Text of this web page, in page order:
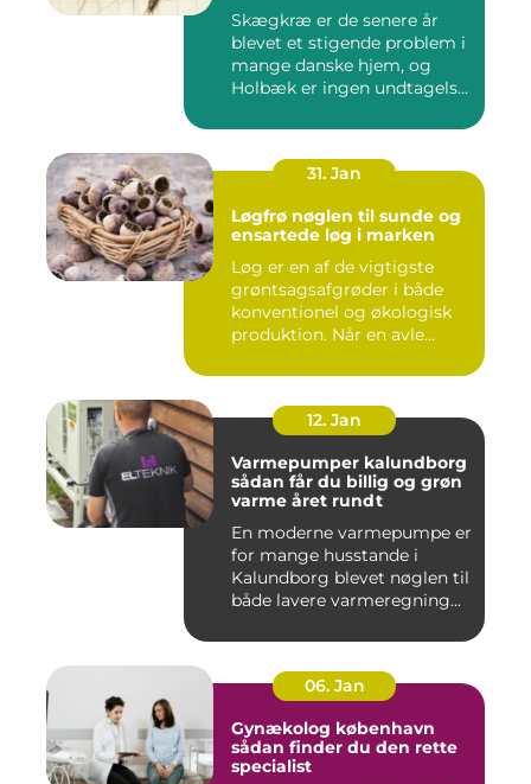
Skægkræ er de senere år
blevet et stigende problem i
mange danske hjem, og
Holbæk er ingen undtagels...
31. Jan
Løgfrø nøglen til sunde og
ensartede løg i marken
Løg er en af de vigtigste
grøntsagsafgrøder i både
konventionel og økologisk
produktion. Når en avle...
12. Jan
Varmepumper kalundborg
sådan får du billig og grøn
varme året rundt
En moderne varmepumpe er
for mange husstande i
Kalundborg blevet nøglen til
både lavere varmeregning...
06. Jan
Gynækolog københavn
sådan finder du den rette
specialist